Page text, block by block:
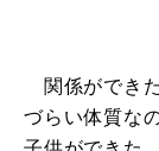
関係ができ
づらい体質な